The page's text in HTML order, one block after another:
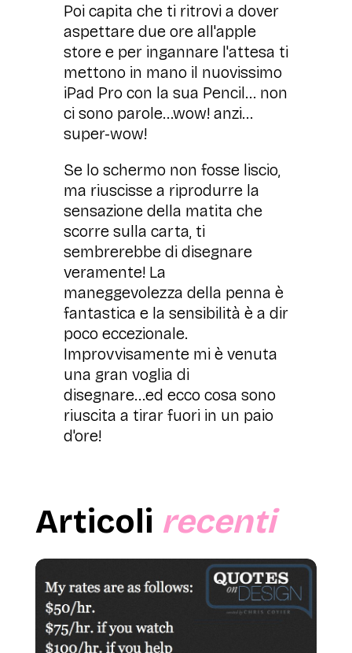
Poi capita che ti ritrovi a dover
aspettare due ore all'apple
store e per ingannare l'attesa ti
mettono in mano il nuovissimo
iPad Pro con la sua Pencil... non
ci sono parole...wow! anzi...
super-wow!
Se lo schermo non fosse liscio,
ma riuscisse a riprodurre la
sensazione della matita che
scorre sulla carta, ti
sembrerebbe di disegnare
veramente! La
maneggevolezza della penna è
fantastica e la sensibilità è a dir
poco eccezionale.
Improvvisamente mi è venuta
una gran voglia di
disegnare...ed ecco cosa sono
riuscita a tirar fuori in un paio
d'ore!
Articoli recenti